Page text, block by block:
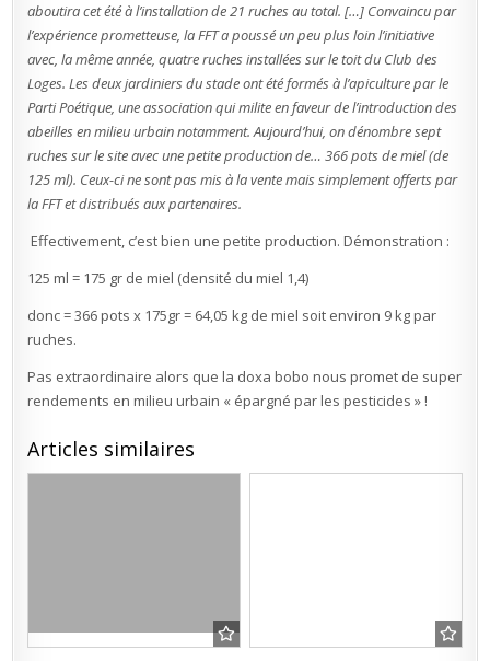
balle
aboutira cet été à l’installation de 21 ruches au total. […] Convaincu par
l’expérience prometteuse, la FFT a poussé un peu plus loin l’initiative
avec, la même année, quatre ruches installées sur le toit du Club des
Loges. Les deux jardiniers du stade ont été formés à l’apiculture par le
Parti Poétique, une association qui milite en faveur de l’introduction des
abeilles en milieu urbain notamment. Aujourd’hui, on dénombre sept
ruches sur le site avec une petite production de… 366 pots de miel (de
125 ml). Ceux-ci ne sont pas mis à la vente mais simplement offerts par
la FFT et distribués aux partenaires.
Effectivement, c’est bien une petite production. Démonstration :
125 ml = 175 gr de miel (densité du miel 1,4)
donc = 366 pots x 175gr = 64,05 kg de miel soit environ 9 kg par
ruches.
Pas extraordinaire alors que la doxa bobo nous promet de super
rendements en milieu urbain « épargné par les pesticides » !
Articles similaires